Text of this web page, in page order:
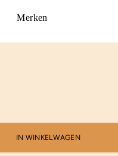
Merken
IN WINKELWAGEN